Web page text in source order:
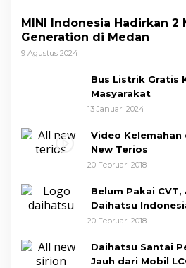
MINI Indonesia Hadirkan 2
Generation di Medan
9 Agustus 2024
Bus Listrik Gratis
Masyarakat
13 Januari 2024
Video Kelemahan
New Terios
20 Februari 2018
Belum Pakai
Daihatsu
20 Februari 2018
Daihatsu Santai
Jauh dari Mobil